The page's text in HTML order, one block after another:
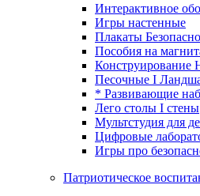
Интерактивное
Игры настенные
Плакаты
Пособия на
Конструирование
Песочные I
* Развивающие
Лего столы I стены
Мультстудия для
Цифровые
Игры про
Патриотическое